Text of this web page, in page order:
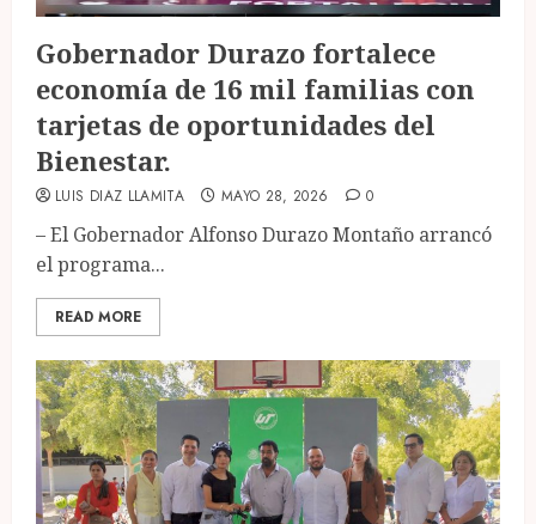
Gobernador Durazo fortalece
economía de 16 mil familias con
tarjetas de oportunidades del
Bienestar.
LUIS DIAZ LLAMITA MAYO 28, 2026 0
– El Gobernador Alfonso Durazo Montaño arrancó
el programa...
READ MORE